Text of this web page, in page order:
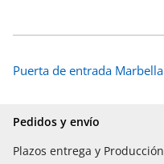
Puerta de entrada Marbella
Pedidos y envío
Plazos entrega y Producción